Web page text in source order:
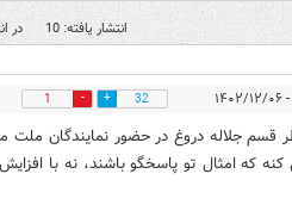
انتشار یافته: 10 در
32
1
قسم جلاله دروغ در حضور نمایندگان ملت
که امثال تو پاسخگو باشند، نه با